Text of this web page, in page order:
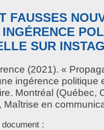
FAUSSES
SUR
(2021). «
ingérence politique
Montréal (Québec,
Maîtrise en
: